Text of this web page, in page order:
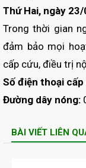
Thứ Hai, ngày
Trong thời gian
đảm bảo mọi
cấp cứu, điều trị
Số điện thoại cấp
Đường dây nóng:
BÀI VIẾT LIÊN